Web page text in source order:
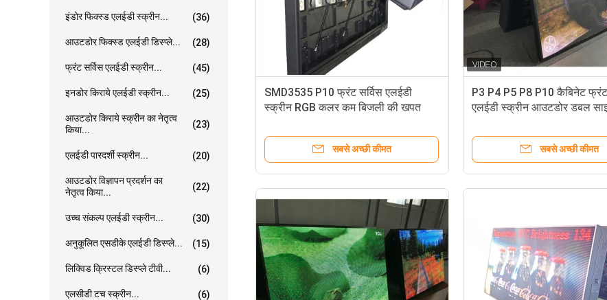
इंडोर फिक्स्ड एलईडी स्क्रीन... (36)
आउटडोर फिक्स्ड एलईडी डिस्प्ले... (28)
फ्रंट सर्विस एलईडी स्क्रीन... (45)
इनडोर किराये एलईडी स्क्रीन... (25)
आउटडोर किराये स्क्रीन का नेतृत्व
किया...
(23)
एलईडी पारदर्शी स्क्रीन... (20)
आउटडोर विज्ञापन प्रदर्शन का
नेतृत्व किया...
(22)
उच्च संकल्प एलईडी स्क्रीन... (30)
अनुकूलित एसडीके एलईडी डिस्प्ले... (15)
लिक्विड क्रिस्टल डिस्प्ले टीवी... (6)
एलसीडी टच स्क्रीन... (6)
SMD3535 P10 फ्रंट सर्विस एलईडी
स्क्रीन RGB कलर कम बिजली की खपत
सबसे अच्छी कीमत
P3 P4 P5 P8 P10 कैबिनेट फ्रंट
एलईडी स्क्रीन आउटडोर डबल
सबसे अच्छी कीमत